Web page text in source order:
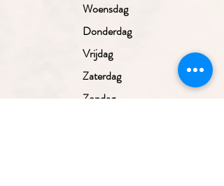
Woensdag
Donderdag
Vrijdag
Zaterdag
Zondag